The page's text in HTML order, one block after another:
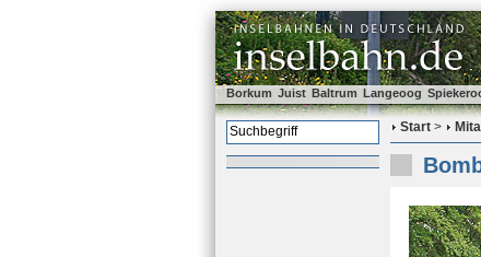
Borkum Juist Baltrum Langeoog
Start >